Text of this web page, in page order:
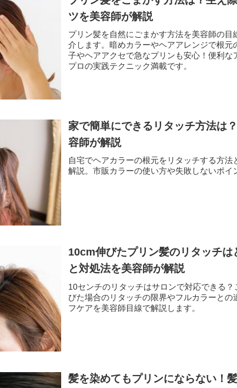
ツを美容師が解説
プリン髪を自然にごまかす方法を美容師の目
介します。暗めカラーやヘアアレンジで根元
子やヘアアクセで急なプリンも安心！便利な
プロの実践テクニック満載です。
家で簡単にできるリタッチ方法は
容師が解説
自宅でヘアカラーの根元をリタッチする方法
解説。市販カラーの使い方や失敗しないポイ
10cm伸びたプリン髪のリタッチは
と対処法を美容師が解説
10センチのリタッチはサロンで対応できる
びた場合のリタッチの限界やフルカラーとの
フケアを美容師目線で解説します。
髪を染めてもプリンにならない！